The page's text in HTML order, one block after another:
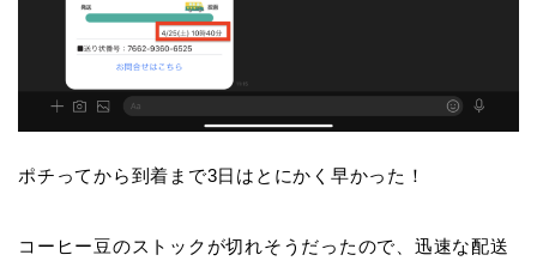
ポチってから到着まで3日はとにかく早かった！
コーヒー豆のストックが切れそうだったので、迅速な配送